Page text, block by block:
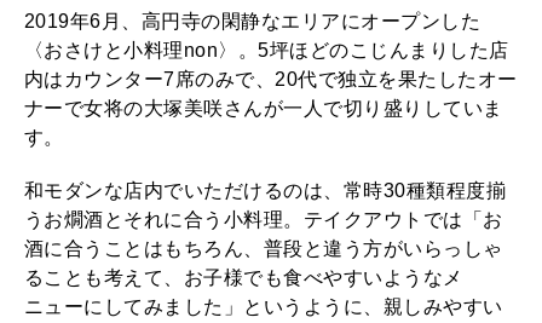
2019年6月、高円寺の閑静なエリアにオープンした
〈おさけと小料理non〉。5坪ほどのこじんまりした店
内はカウンター7席のみで、20代で独立を果たしたオー
ナーで女将の大塚美咲さんが一人で切り盛りしていま
す。
和モダンな店内でいただけるのは、常時30種類程度揃
うお燗酒とそれに合う小料理。テイクアウトでは「お
酒に合うことはもちろん、普段と違う方がいらっしゃ
ることも考えて、お子様でも食べやすいようなメ
ニューにしてみました」というように、親しみやすい